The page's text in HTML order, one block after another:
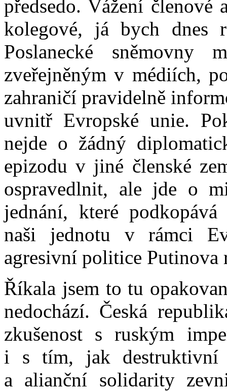
předsedo. Vážení členové
kolegové, já bych dnes
Poslanecké sněmovny
zveřejněným v médiích,
zahraničí pravidelně
uvnitř Evropské unie.
nejde o žádný
epizodu v jiné členské
ospravedlnit, ale jde o
jednání, které
naši jednotu v rámci
agresivní politice Putinova
Říkala jsem to tu
nedochází. Česká
zkušenost s ruským
i s tím, jak destruktivní
a alianční solidarity